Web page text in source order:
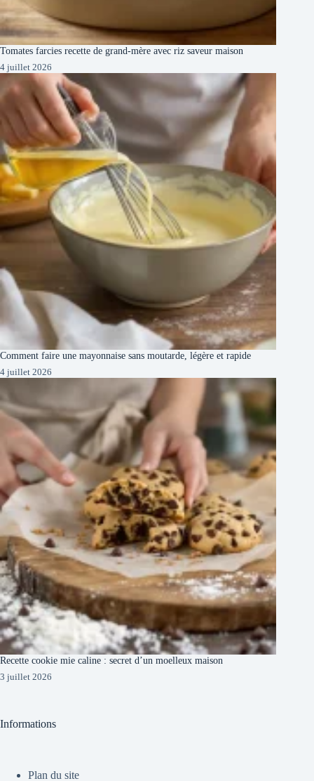
Tomates farcies recette de grand-mère avec riz saveur maison
4 juillet 2026
Comment faire une mayonnaise sans moutarde, légère et rapide
4 juillet 2026
Recette cookie mie caline : secret d’un moelleux maison
3 juillet 2026
Informations
Plan du site